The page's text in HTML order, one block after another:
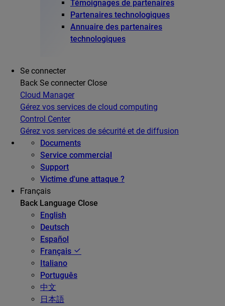
Témoignages de partenaires
Partenaires technologiques
Annuaire des partenaires
technologiques
Se connecter
Back Se connecter Close
Cloud Manager
Gérez vos services de cloud computing
Control Center
Gérez vos services de sécurité et de diffusion
Documents
Service commercial
Support
Victime d'une attaque ?
Français
Back Language Close
English
Deutsch
Español
Français
Italiano
Português
中文
日本語